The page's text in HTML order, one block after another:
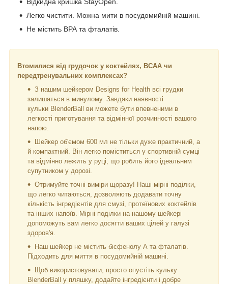
Легко чистити. Можна мити в посудомийній машині.
Не містить ВРА та фталатів.
Втомилися від грудочок у коктейлях, ВСАА чи
передтренувальних комплексах?
З нашим шейкером Designs for Health всі грудки
залишаться в минулому. Завдяки наявності
кульки BlenderBall ви можете бути впевненими в
легкості приготування та відмінної розчинності вашого
напою.
Шейкер об'ємом 600 мл не тільки дуже практичний, а
й компактний. Він легко поміститься у спортивній сумці
та відмінно лежить у руці, що робить його ідеальним
супутником у дорозі.
Отримуйте точні виміри щоразу! Наші мірні поділки,
що легко читаються, дозволяють додавати точну
кількість інгредієнтів для смузі, протеїнових коктейлів
та інших напоїв. Мірні поділки на нашому шейкері
допоможуть вам легко досягти ваших цілей у галузі
здоров'я.
Наш шейкер не містить бісфенолу А та фталатів.
Підходить для миття в посудомийній машині.
Щоб використовувати, просто опустіть кульку
BlenderBall у пляшку, додайте інгредієнти і добре